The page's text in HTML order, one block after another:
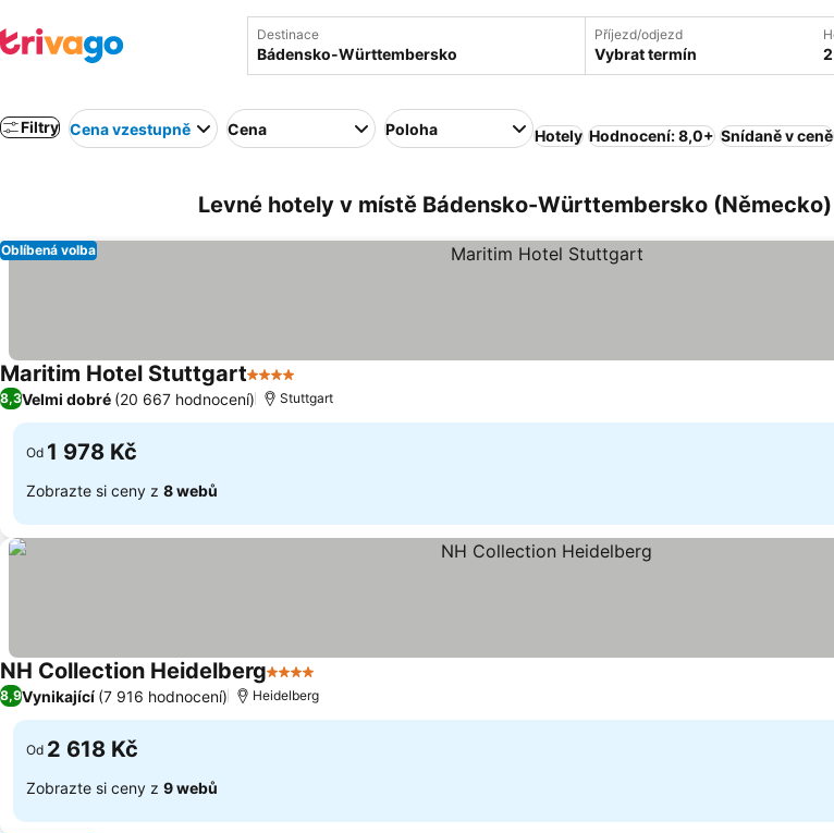
Destinace Příjezd/odjezd
Vybrat termín
Filtry Cena vzestupně Cena Poloha Hotely Hodnocení: 8,0+ Snídaně v ceně
Levné hotely v místě Bádensko-Württembersko (Německo)
Oblíbená volba
Maritim Hotel Stuttgart4 Počet hvězdiček
8,3Velmi dobré (20 667 hodnocení) Stuttgart
Od 1 978 Kč
Zobrazte si ceny z 8 webů
NH Collection Heidelberg4 Počet hvězdiček
8,9Vynikající (7 916 hodnocení) Heidelberg
Od 2 618 Kč
Zobrazte si ceny z 9 webů